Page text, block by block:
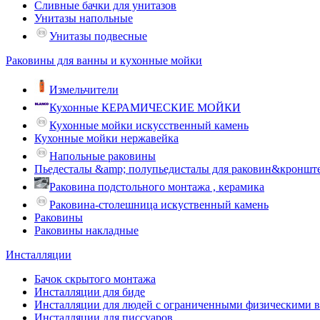
Сливные бачки для унитазов
Унитазы напольные
Унитазы подвесные
Раковины для ванны и кухонные мойки
Измельчители
Кухонные КЕРАМИЧЕСКИЕ МОЙКИ
Кухонные мойки искусственный камень
Кухонные мойки нержавейка
Напольные раковины
Пьедесталы &amp; полупьедисталы для
Раковина подстольного монтажа , керамика
Раковина-столешница искуственный камень
Раковины
Раковины накладные
Инсталляции
Бачок скрытого монтажа
Инсталляции для биде
Инсталляции для людей с ограниченными физическими